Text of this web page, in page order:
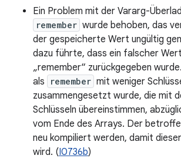
Ein Problem mit der Vararg-
remember wurde behoben, das
der gespeicherte Wert ungültig
dazu führte, dass ein falscher
„remember“ zurückgegeben
als
remember mit weniger
zusammengesetzt wurde, die mit
Schlüsseln übereinstimmen,
vom Ende des Arrays. Der
neu kompiliert werden, damit
wird. (I0736b)